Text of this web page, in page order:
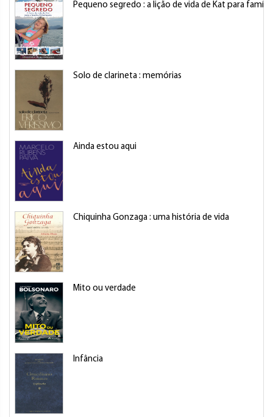
Pequeno segredo : a lição de vida de Kat para
Solo de clarineta : memórias
Ainda estou aqui
Chiquinha Gonzaga : uma história de vida
Mito ou verdade
Infância